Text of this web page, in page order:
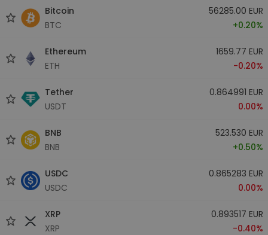
Bitcoin
BTC
56285.00 EUR
+0.20%
Ethereum
ETH
1659.77 EUR
-0.20%
Tether
USDT
0.864991 EUR
0.00%
BNB
BNB
523.530 EUR
+0.50%
USDC
USDC
0.865283 EUR
0.00%
XRP
XRP
0.893517 EUR
-0.40%